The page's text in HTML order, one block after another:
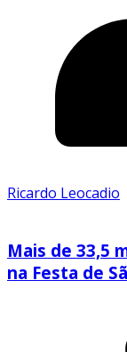
Ricardo Leocadio
Mais de 33,5
na Festa de